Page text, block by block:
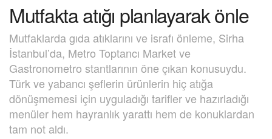
Mutfakta atığı planlayarak önle
Mutfaklarda gıda atıklarını ve israfı önleme, Sirha
İstanbul’da, Metro Toptancı Market ve
Gastronometro stantlarının öne çıkan konusuydu.
Türk ve yabancı şeflerin ürünlerin hiç atığa
dönüşmemesi için uyguladığı tarifler ve hazırladığı
menüler hem hayranlık yarattı hem de konuklardan
tam not aldı.